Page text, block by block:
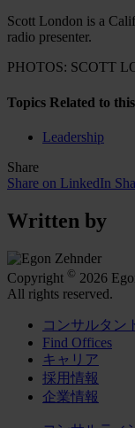
Scott London is a
radio presenter.
PHOTOS: SCOTT
Topics Related to
Leadership
Share
Share on LinkedIn
Written by
Copyright © 2026
All rights reserved.
コンサルタン
Find Offices
キャリア
採用情報
企業情報